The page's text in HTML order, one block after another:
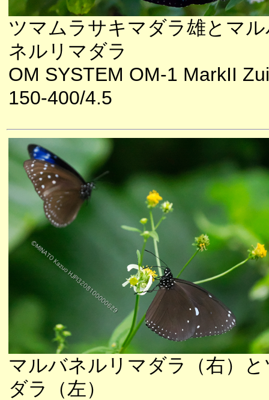
ツマムラサキマダラ雄とマ
ネルリマダラ
OM SYSTEM OM-1 MarkII
150-400/4.5
マルバネルリマダラ（右）
ダラ（左）